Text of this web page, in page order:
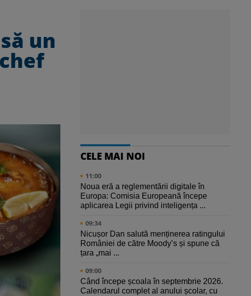
un
CELE MAI NOI
11:00
Noua eră a reglementării digitale în
Europa: Comisia Europeană începe
aplicarea Legii privind inteligența ...
09:34
Nicușor Dan salută menținerea ratingului
României de către Moody’s și spune că
țara „mai ...
09:00
Când începe școala în septembrie 2026.
Calendarul complet al anului școlar, cu